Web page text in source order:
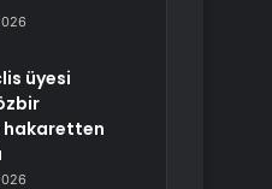
üyesi
hakaretten